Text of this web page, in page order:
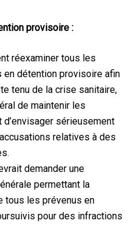
provisoire :
réexaminer tous les
détention provisoire afin
tenu de la crise sanitaire,
de maintenir les
sérieusement
relatives à des
demander une
permettant la
tous les prévenus en
pour des infractions